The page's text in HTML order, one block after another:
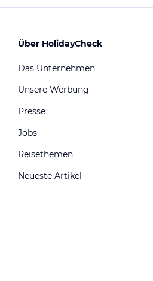
Über HolidayCheck
Das Unternehmen
Unsere Werbung
Presse
Jobs
Reisethemen
Neueste Artikel